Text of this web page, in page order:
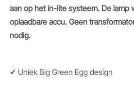
aan op het in-lite systeem. De lamp
oplaadbare accu. Geen
nodig.
✔ Uniek Big Green Egg design